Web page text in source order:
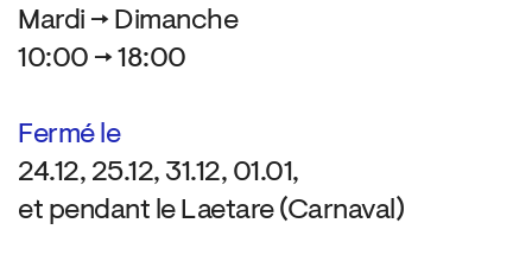
Mardi → Dimanche
10:00 → 18:00
Fermé le
24.12, 25.12, 31.12, 01.01,
et pendant le Laetare (Carnaval)